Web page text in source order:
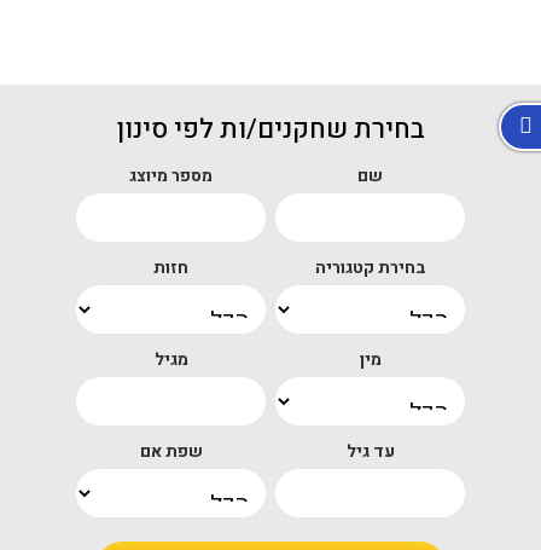
בחירת שחקנים/ות לפי סינון
שם מספר מיוצג
בחירת קטגוריה חזות
מין מגיל
עד גיל שפת אם